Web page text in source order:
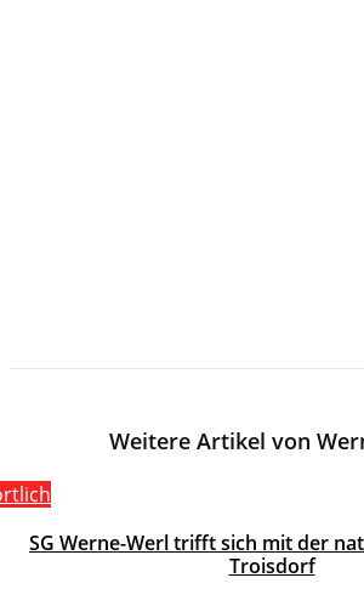
Weitere Artikel von
SG Werne-Werl trifft sich mit der
Troisdorf